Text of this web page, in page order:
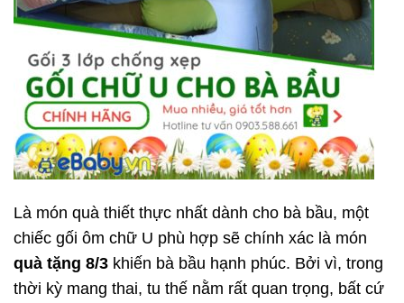
Là món quà thiết thực nhất dành cho bà bầu, một
chiếc gối ôm chữ U phù hợp sẽ chính xác là món
quà tặng 8/3 khiến bà bầu hạnh phúc. Bởi vì, trong
thời kỳ mang thai, tu thế nằm rất quan trọng, bất cứ